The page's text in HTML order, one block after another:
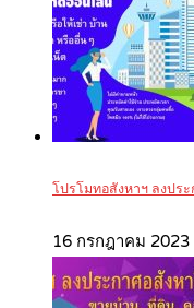
โปรโมทอสังหาฯ ลงปร
16 กรกฎาคม 2023